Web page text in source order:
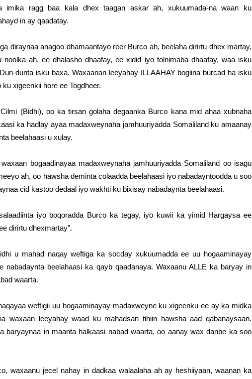
imika ragg baa kala dhex taagan askar ah, xukuumada-na waan ku
in ay qaadatay.
diraynaa anagoo dhamaantayo reer Burco ah, beelaha dirirtu dhex martay,
ah, ee dhalasho dhaafay, ee xidid iyo tolnimaba dhaafay, waa isku
dunta isku baxa. Waxaanan leeyahay ILLAAHAY bogiina burcad ha isku
xigeenkii hore ee Togdheer.
(Bidhi), oo ka tirsan golaha degaanka Burco kana mid ahaa xubnaha
ka hadlay ayaa madaxweynaha jamhuuriyadda Somaliland ku amaanay
beelahaasi u xulay.
bogaadinayaa madaxweynaha jamhuuriyadda Somaliland oo isagu
ah, oo hawsha deminta colaadda beelahaasi iyo nabadayntoodda u soo
cid kastoo dedaal iyo wakhti ku bixisay nabadaynta beelahaasi.
iyo boqoradda Burco ka tegay, iyo kuwii ka yimid Hargaysa ee
dirirtu dhexmartay”.
u mahad naqay weftiga ka socday xukuumadda ee uu hogaaminayay
nabadaynta beelahaasi ka qayb qaadanaya. Waxaanu ALLE ka baryay in
waarta.
weftigii uu hogaaminayay madaxweyne ku xigeenku ee ay ka midka
waxaan leeyahay waad ku mahadsan tihiin hawsha aad qabanaysaan.
baryaynaa in maanta halkaasi nabad waarta, oo aanay wax danbe ka soo
waxaanu jecel nahay in dadkaa walaalaha ah ay heshiiyaan, waanan ka